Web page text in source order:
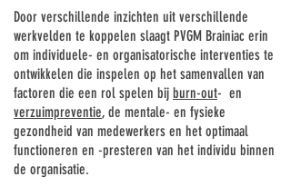
Door verschillende inzichten uit verschillende
werkvelden te koppelen slaagt PVGM Brainiac erin
om individuele- en organisatorische interventies te
ontwikkelen die inspelen op het samenvallen van
factoren die een rol spelen bij burn-out- en
verzuimpreventie, de mentale- en fysieke
gezondheid van medewerkers en het optimaal
functioneren en -presteren van het individu binnen
de organisatie.